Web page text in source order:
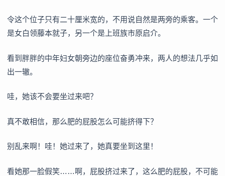
令这个位子只有二十厘米宽的，不用说自然是两旁的乘客。一个
是女白领藤本就子，另一个是上班族市原启介。
看到胖胖的中年妇女朝旁边的座位奋勇冲来，两人的想法几乎如
出一辙。
哇，她该不会要坐过来吧？
真不敢相信，那么肥的屁股怎么可能挤得下？
别乱来啊！哇！她过来了，她真要坐到这里！
看她那一脸假笑……啊，屁股挤过来了，这么肥的屁股，不可能